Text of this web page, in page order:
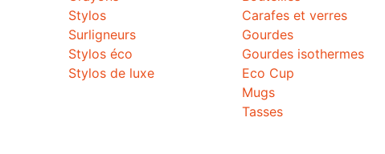
Stylos
Surligneurs
Stylos éco
Stylos de luxe
Carafes et verres
Gourdes
Gourdes isothermes
Eco Cup
Mugs
Tasses